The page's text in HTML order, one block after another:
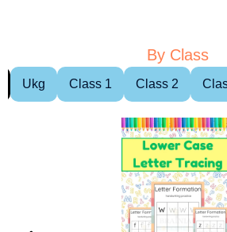
By Class
Ukg Class 1 Class 2